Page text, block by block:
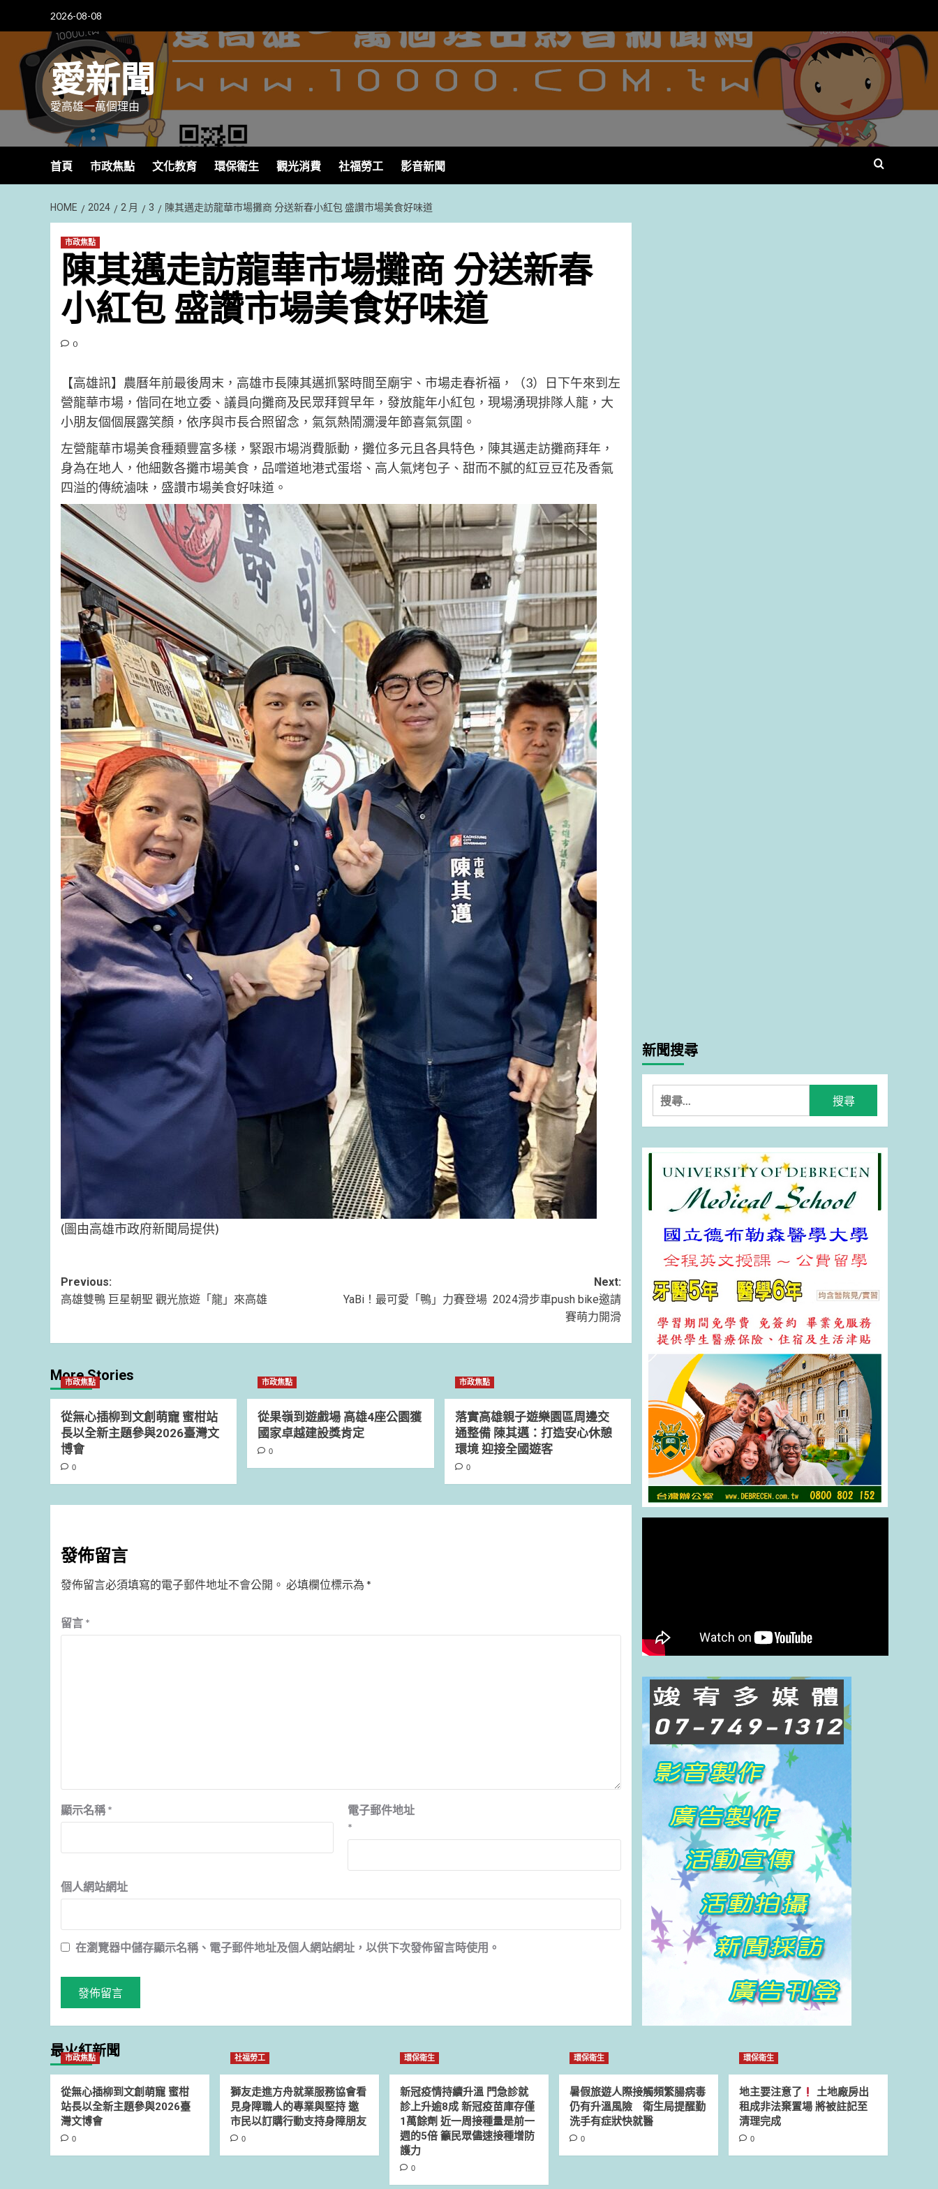
2026-08-08
愛新聞
愛高雄一萬個理由
首頁 市政焦點 文化教育 環保衛生 觀光消費 社福勞工 影音新聞
HOME 2024 2 月 3 陳其邁走訪龍華市場攤商 分送新春小紅包 盛讚市場美食好味道
市政焦點
陳其邁走訪龍華市場攤商 分送新春
小紅包 盛讚市場美食好味道
0
【高雄訊】農曆年前最後周末，高雄市長陳其邁抓緊時間至廟宇、市場走春祈福，（3）日下午來到左
營龍華市場，偕同在地立委、議員向攤商及民眾拜賀早年，發放龍年小紅包，現場湧現排隊人龍，大
小朋友個個展露笑顏，依序與市長合照留念，氣氛熱鬧瀰漫年節喜氣氛圍。
左營龍華市場美食種類豐富多樣，緊跟市場消費脈動，攤位多元且各具特色，陳其邁走訪攤商拜年，
身為在地人，他細數各攤市場美食，品嚐道地港式蛋塔、高人氣烤包子、甜而不膩的紅豆豆花及香氣
四溢的傳統滷味，盛讚市場美食好味道。
(圖由高雄市政府新聞局提供)
Post
navigation
Previous:
高雄雙鴨 巨星朝聖 觀光旅遊「龍」來高雄
Next:
YaBi！最可愛「鴨」力賽登場 2024滑步車push bike邀請
賽萌力開滑
More Stories
市政焦點
從無心插柳到文創萌寵 蜜柑站
長以全新主題參與2026臺灣文
博會
0
市政焦點
從果嶺到遊戲場 高雄4座公園獲
國家卓越建設獎肯定
0
市政焦點
落實高雄親子遊樂園區周邊交
通整備 陳其邁：打造安心休憩
環境 迎接全國遊客
0
發佈留言
發佈留言必須填寫的電子郵件地址不會公開。 必填欄位標示為 *
留言 *
顯示名稱 *
電子郵件地址
*
個人網站網址
在瀏覽器中儲存顯示名稱、電子郵件地址及個人網站網址，以供下次發佈留言時使用。
新聞搜尋
搜
尋
關
鍵
最火紅新聞
市政焦點
從無心插柳到文創萌寵 蜜柑
站長以全新主題參與2026臺
灣文博會
0
社福勞工
獅友走進方舟就業服務協會看
見身障職人的專業與堅持 邀
市民以訂購行動支持身障朋友
0
環保衛生
新冠疫情持續升溫 門急診就
診上升逾8成 新冠疫苗庫存僅
1萬餘劑 近一周接種量是前一
週的5倍 籲民眾儘速接種增防
護力
0
環保衛生
暑假旅遊人際接觸頻繁腸病毒
仍有升溫風險 衛生局提醒勤
洗手有症狀快就醫
0
環保衛生
地主要注意了
土地廠房出
租成非法棄置場 將被註記至
清理完成
0